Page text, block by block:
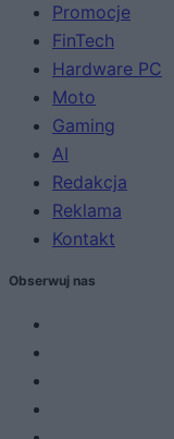
Promocje
FinTech
Hardware PC
Moto
Gaming
AI
Redakcja
Reklama
Kontakt
Obserwuj nas